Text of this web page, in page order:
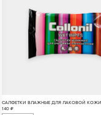
CАЛФЕТКИ ВЛАЖНЫЕ ДЛЯ ЛАКОВОЙ КОЖИ
140 ₽